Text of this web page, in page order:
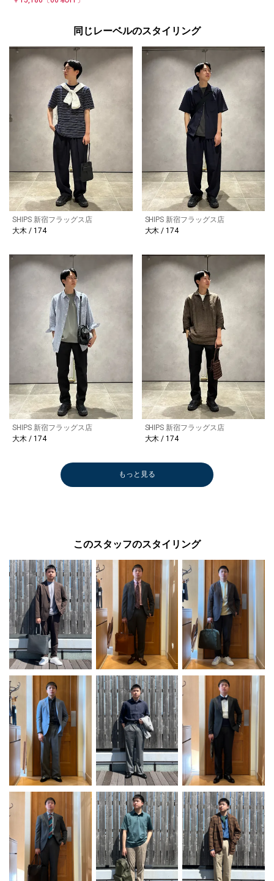
同じレーベルのスタイリング
SHIPS 新宿フラッグス店
大木 / 174
SHIPS 新宿フラッグス店
大木 / 174
SHIPS 新宿フラッグス店
大木 / 174
SHIPS 新宿フラッグス店
大木 / 174
もっと見る
このスタッフのスタイリング